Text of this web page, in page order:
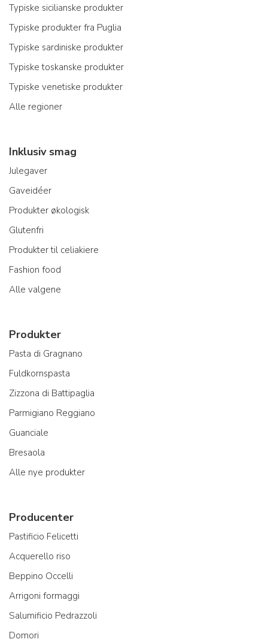
Typiske sicilianske produkter
Typiske produkter fra Puglia
Typiske sardiniske produkter
Typiske toskanske produkter
Typiske venetiske produkter
Alle regioner
Inklusiv smag
Julegaver
Gaveidéer
Produkter økologisk
Glutenfri
Produkter til celiakiere
Fashion food
Alle valgene
Produkter
Pasta di Gragnano
Fuldkornspasta
Zizzona di Battipaglia
Parmigiano Reggiano
Guanciale
Bresaola
Alle nye produkter
Producenter
Pastificio Felicetti
Acquerello riso
Beppino Occelli
Arrigoni formaggi
Salumificio Pedrazzoli
Domori